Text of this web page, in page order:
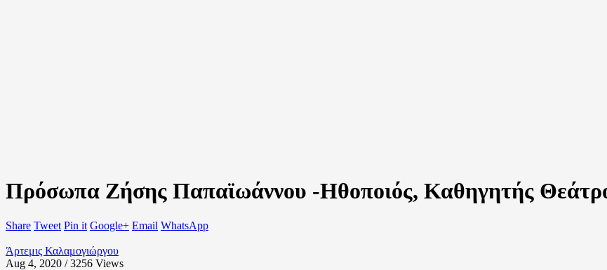
Πρόσωπα Ζήσης Παπαϊωάννου -Hθοποιός, Καθηγητής
Share Tweet Pin it Google+ Email WhatsApp
Άρτεμις Καλαμογιώργου
Aug 4, 2020 / 3256 Views